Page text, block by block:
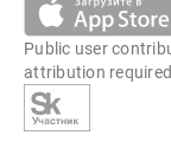
Public user
attribution required